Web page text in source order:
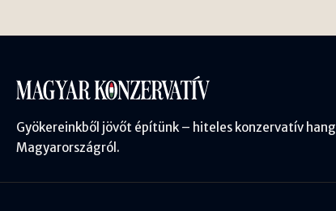
Gyökereinkből jövőt építünk – hiteles konzervatív hang
Magyarországról.